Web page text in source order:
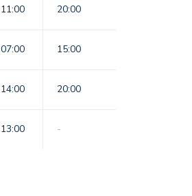
11:00 20:00
07:00 15:00
14:00 20:00
13:00 -